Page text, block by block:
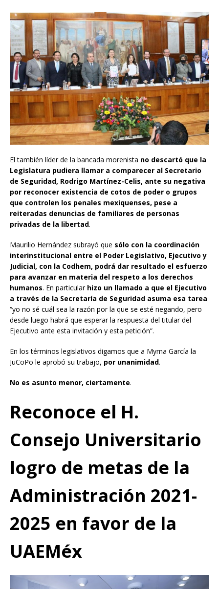
El también líder de la bancada morenista no descartó que la
Legislatura pudiera llamar a comparecer al Secretario
de Seguridad, Rodrigo Martínez-Celis, ante su negativa
por reconocer existencia de cotos de poder o grupos
que controlen los penales mexiquenses, pese a
reiteradas denuncias de familiares de personas
privadas de la libertad.
Maurilio Hernández subrayó que sólo con la coordinación
interinstitucional entre el Poder Legislativo, Ejecutivo y
Judicial, con la Codhem, podrá dar resultado el esfuerzo
para avanzar en materia del respeto a los derechos
humanos. En particular hizo un llamado a que el Ejecutivo
a través de la Secretaría de Seguridad asuma esa tarea
“yo no sé cuál sea la razón por la que se esté negando, pero
desde luego habrá que esperar la respuesta del titular del
Ejecutivo ante esta invitación y esta petición”.
En los términos legislativos digamos que a Myrna García la
JuCoPo le aprobó su trabajo, por unanimidad.
No es asunto menor, ciertamente.
Reconoce el H.
Consejo Universitario
logro de metas de la
Administración 2021-
2025 en favor de la
UAEMéx